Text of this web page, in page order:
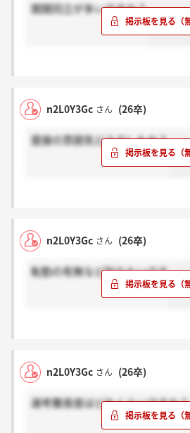
関関同立が多いですか？
n2L0Y3Gc さん (26卒)
面接の雰囲気どうでしたか？
n2L0Y3Gc さん (26卒)
転勤の有無など知りたいです
n2L0Y3Gc さん (26卒)
選考難易度はどれくらいですか？